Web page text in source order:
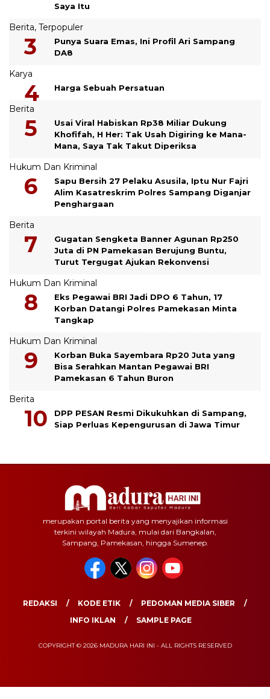
Saya Itu
Berita, Terpopuler
Punya Suara Emas, Ini Profil Ari Sampang
DA8
Karya
Harga Sebuah Persatuan
Berita
Usai Viral Habiskan Rp38 Miliar Dukung
Khofifah, H Her: Tak Usah Digiring ke Mana-
Mana, Saya Tak Takut Diperiksa
Hukum Dan Kriminal
Sapu Bersih 27 Pelaku Asusila, Iptu Nur Fajri
Alim Kasatreskrim Polres Sampang Diganjar
Penghargaan
Berita
Gugatan Sengketa Banner Agunan Rp250
Juta di PN Pamekasan Berujung Buntu,
Turut Tergugat Ajukan Rekonvensi
Hukum Dan Kriminal
Eks Pegawai BRI Jadi DPO 6 Tahun, 17
Korban Datangi Polres Pamekasan Minta
Tangkap
Hukum Dan Kriminal
Korban Buka Sayembara Rp20 Juta yang
Bisa Serahkan Mantan Pegawai BRI
Pamekasan 6 Tahun Buron
Berita
DPP PESAN Resmi Dikukuhkan di Sampang,
Siap Perluas Kepengurusan di Jawa Timur
merupakan portal berita yang menyajikan informasi
terkini wilayah Madura, mulai dari Bangkalan,
Sampang, Pamekasan, hingga Sumenep.
REDAKSI KODE ETIK
PEDOMAN MEDIA SIBER
INFO IKLAN
SAMPLE PAGE
COPYRIGHT © 2026 MADURA HARI INI - ALL RIGHTS RESERVED